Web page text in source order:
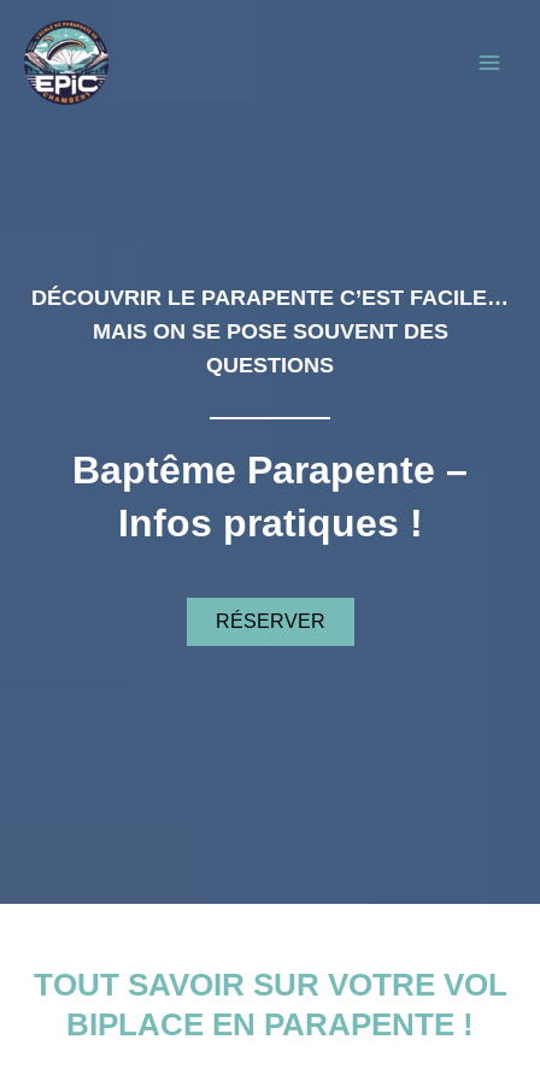
contenu
DÉCOUVRIR LE PARAPENTE C’EST FACILE…
MAIS ON SE POSE SOUVENT DES
QUESTIONS
Baptême Parapente –
Infos pratiques !
RÉSERVER
TOUT SAVOIR SUR VOTRE VOL
BIPLACE EN PARAPENTE !